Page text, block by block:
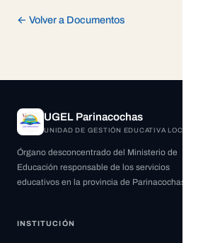
← Volver a Documentos
UGEL Parinacochas
UNIDAD DE GESTIÓN EDUCATIVA LOCAL
Órgano desconcentrado del Ministerio de
Educación responsable de los servicios
educativos en la provincia de Parinacochas.
INSTITUCIÓN